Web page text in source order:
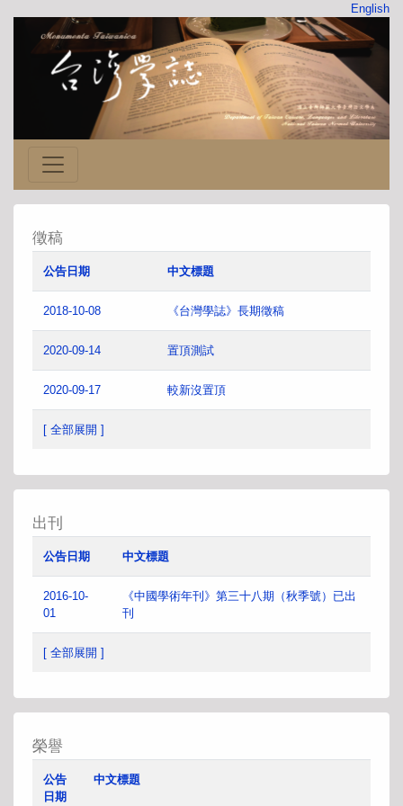
English
徵稿
公告日期 中文標題
2018-10-08 《台灣學誌》長期徵稿
2020-09-14 置頂測試
2020-09-17 較新沒置頂
[ 全部展開 ]
出刊
公告日期 中文標題
2016-10-
01
《中國學術年刊》第三十八期（秋季號）已出
刊
[ 全部展開 ]
榮譽
公告
日期
中文標題